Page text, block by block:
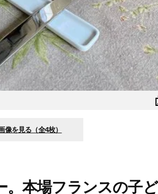
像を見る（全4枚）
本場フランスの子